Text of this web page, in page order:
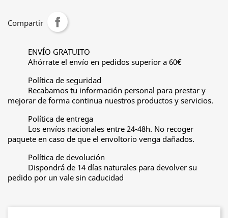
Compartir
ENVÍO GRATUITO
Ahórrate el envío en pedidos superior a 60€
Política de seguridad
Recabamos tu información personal para prestar y
mejorar de forma continua nuestros productos y servicios.
Política de entrega
Los envíos nacionales entre 24-48h. No recoger
paquete en caso de que el envoltorio venga dañados.
Política de devolución
Dispondrá de 14 días naturales para devolver su
pedido por un vale sin caducidad